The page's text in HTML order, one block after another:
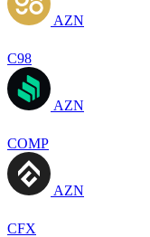
AZN
C98
AZN
COMP
AZN
CFX